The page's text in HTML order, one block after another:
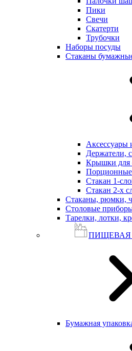
Пики
Свечи
Скатерти
Трубочки
Наборы посуды
Стаканы
Аксессуары
Держатели,
Крышки для
Стакан 1-
Стакан 2-х
Стаканы, рюмки,
Столовые
Тарелки, лотки,
ПИЩЕВАЯ
Бумажная